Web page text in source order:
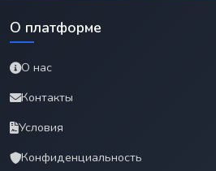
О платформе
О нас
Контакты
Условия
Конфиденциальность